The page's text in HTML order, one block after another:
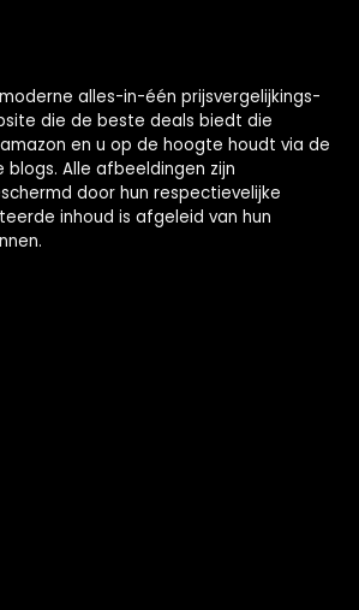
alles-in-één prijsvergelijkings-
die de beste deals biedt die
en u op de hoogte houdt via de
Alle afbeeldingen zijn
door hun respectievelijke
inhoud is afgeleid van hun